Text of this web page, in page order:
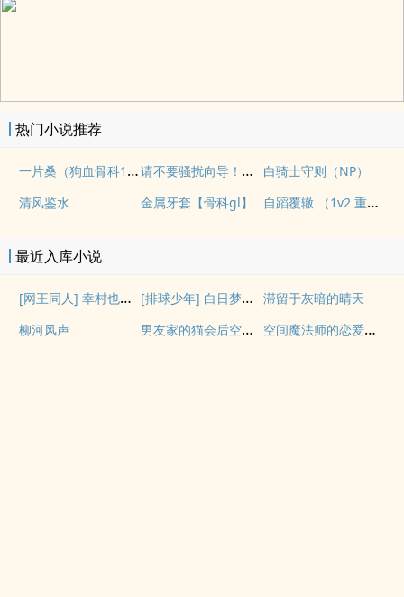
热门小说推荐
一片桑（狗血骨科1v1） 请不要骚扰向导！（哨向NPH）
白骑士守则（NP）
清风鉴水
金属牙套【骨科gl】 自蹈覆辙 （1v2 重生）
最近入库小说
[网王同人] 幸村也会搞暗恋吗 [排球少年] 白日梦想家
滞留于灰暗的晴天
柳河风声
男友家的猫会后空翻吗？ 空间魔法师的恋爱事故